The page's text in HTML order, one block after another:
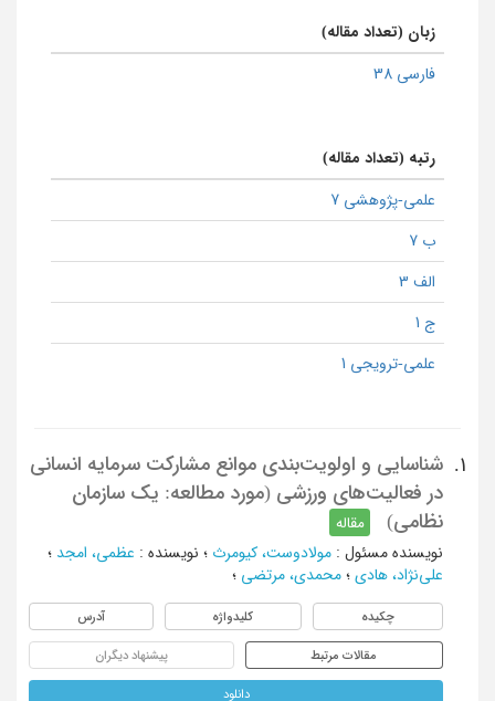
زبان (تعداد مقاله)
فارسی 38
رتبه (تعداد مقاله)
علمی-پژوهشی 7
ب 7
الف 3
ج 1
علمی-ترویجی 1
1.
شناسایی و اولویت‌بندی موانع مشارکت سرمایه انسانی
در فعالیت‌های ورزشی (مورد مطالعه: یک سازمان
نظامی)
مقاله
نویسنده مسئول : مولادوست، کیومرث ؛ نویسنده : عظمی، امجد ؛
علی‌نژاد، هادی ؛ محمدی، مرتضی ؛
چکیده کلیدواژه آدرس
مقالات مرتبط پیشنهاد دیگران
دانلود